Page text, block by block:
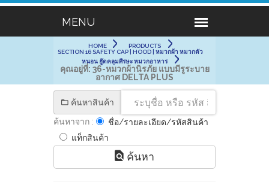
HOME
PRODUCTS
SECTION 16 SAFETY CAP | HOOD | หมวกผ้า หมวกตัว
หนอน ฮู๊ดคลุมศีรษะ หมวกอาหาร
คุณอยู่ที่: 36-หมวกผ้านิรภัย แบบมีรูระบาย
อากาศ DELTA PLUS
ค้นหาสินค้า
ค้นหาจาก :
ชื่อ/รายละเอียด/รหัสสินค้า
แท็กสินค้า
ค้นหา